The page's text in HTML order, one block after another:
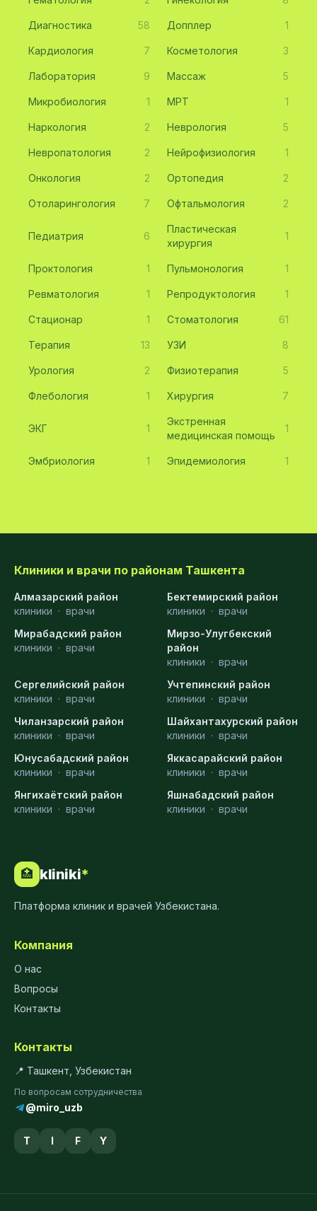
Диагностика 58 Допплер 1
Кардиология 7 Косметология 3
Лаборатория 9 Массаж 5
Микробиология 1 МРТ 1
Наркология 2 Неврология 5
Невропатология 2 Нейрофизиология 1
Онкология 2 Ортопедия 2
Отоларингология 7 Офтальмология 2
Педиатрия 6
Пластическая
хирургия
1
Проктология 1 Пульмонология 1
Ревматология 1 Репродуктология 1
Стационар 1 Стоматология 61
Терапия 13 УЗИ 8
Урология 2 Физиотерапия 5
Флебология 1 Хирургия 7
ЭКГ 1
Экстренная
медицинская помощь
1
Эмбриология 1 Эпидемиология 1
Клиники и врачи по районам Ташкента
Алмазарский район
клиники · врачи
Бектемирский район
клиники · врачи
Мирабадский район
клиники · врачи
Мирзо-Улугбекский
район
клиники · врачи
Сергелийский район
клиники · врачи
Учтепинский район
клиники · врачи
Чиланзарский район
клиники · врачи
Шайхантахурский район
клиники · врачи
Юнусабадский район
клиники · врачи
Яккасарайский район
клиники · врачи
Янгихаётский район
клиники · врачи
Яшнабадский район
клиники · врачи
🏥 kliniki*
Платформа клиник и врачей Узбекистана.
Компания
О нас
Вопросы
Контакты
Контакты
📍 Ташкент, Узбекистан
По вопросам сотрудничества
@miro_uzb
T I F Y